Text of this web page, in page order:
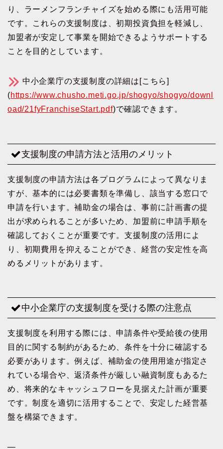
り、ラーメンフランチャイズを始める際にも活用可能
です。これらの支援制度は、初期投資負担を軽減し、
加盟者が安定して事業を開始できるようサポートする
ことを目的としています。
中小企業庁の支援制度の詳細は[こちら]
(https://www.chusho.meti.go.jp/shogyo/shogyo/downl
oad/21fyFranchiseStart.pdf)で確認できます。
支援制度の申請方法と活用のメリット
支援制度の申請方法は各プログラムによって異なりま
すが、基本的には必要書類を準備し、該当する窓口で
申請を行います。補助金の場合は、事前に計画書の提
出が求められることが多いため、加盟前に申請手順を
確認しておくことが重要です。支援制度の活用によ
り、初期費用を抑えることができ、経営の安定性を高
めるメリットがあります。
中小企業庁の支援制度を受ける際の注意点
支援制度を利用する際には、申請条件や受給後の使用
目的に関する制約があるため、条件を十分に確認する
必要があります。例えば、補助金の使用用途が指定さ
れている場合や、返済条件が厳しい融資制度もあるた
め、将来的なキャッシュフローを見据えた計画が重要
です。制度を適切に活用することで、安定した経営基
盤を構築できます。
—